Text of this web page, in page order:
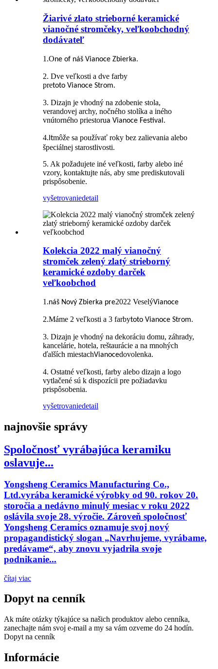
Žiarivé zlato strieborné keramické
vianočné stromčeky, veľkoobchodný
dodávateľ
1.One of náš Vianoce Zbierka.
2. Dve veľkosti a dve farby
pretoto Vianoce Strom.
3. Dizajn je vhodný na zdobenie stola,
verandovej archy, nočného stolíka a iného
vnútorného priestorua Vianoce Festival .
4. Itmôže sa používať roky bez zalievania alebo
špeciálnej starostlivosti.
5. Ak požadujete iné veľkosti, farby alebo iné
vzory, kontaktujte nás, aby sme prediskutovali
prispôsobenie.
vyšetrovaniedetail
Kolekcia 2022 malý vianočný
stromček zelený zlatý strieborný
keramické ozdoby darček
veľkoobchod
1.náš Nový Zbierka pre2022 VeselýVianoce
2.Máme 2 veľkosti a 3 farbytoto Vianoce Strom.
3. Dizajn je vhodný na dekoráciu domu, záhrady,
kancelárie, hotela, reštaurácie a na mnohých
ďalších miestachVianocedovolenka.
4. Ostatné veľkosti, farby alebo dizajn a logo
vytlačené sú k dispozícii pre požiadavku
prispôsobenia.
vyšetrovaniedetail
najnovšie správy
Spoločnosť vyrábajúca keramiku
oslavuje...
Yongsheng Ceramics Manufacturing Co.,
Ltd.vyrába keramické výrobky od 90. rokov 20.
storočia a nedávno minulý mesiac v roku 2022
oslávila svoje 28. výročie. Zároveň spoločnosť
Yongsheng Ceramics oznamuje svoj nový
propagandistický slogan „Navrhujeme, vyrábame,
predávame“, aby znovu vyjadrila svoje
podnikanie...
čítaj viac
Dopyt na cenník
Ak máte otázky týkajúce sa našich produktov alebo cenníka,
zanechajte nám svoj e-mail a my sa vám ozveme do 24 hodín.
Dopyt na cenník
Informácie